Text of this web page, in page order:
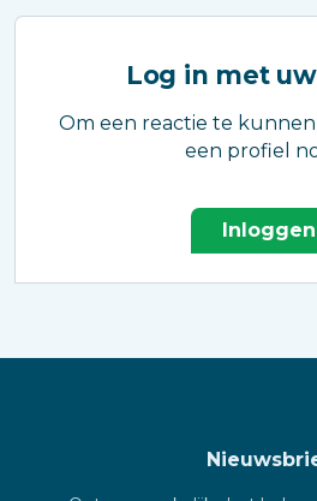
Log in met
Om een reactie te
een profiel
Inloggen